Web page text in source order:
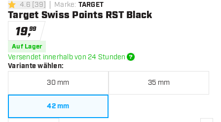
4.6 Bewertungssterne
4.6 [39] Marke: TARGET
Target Swiss Points RST Black
19,99
Auf Lager
Versendet innerhalb von 24 Stunden
Variante wählen:
30 mm 35 mm
42 mm